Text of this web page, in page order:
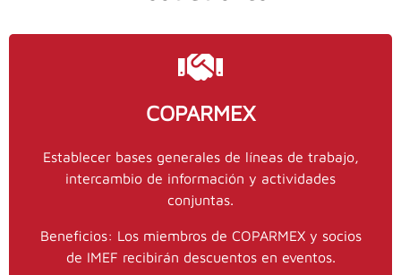
COPARMEX
Establecer bases generales de líneas de trabajo,
intercambio de información y actividades
conjuntas.
Beneficios: Los miembros de COPARMEX y socios
de IMEF recibirán descuentos en eventos.
Contacto IMEF
Stephanie Tinajero,
stinajero@imef.org.mx